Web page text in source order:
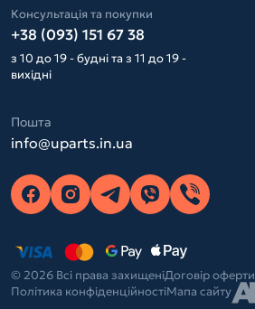
Консультація та покупки
+38 (093) 151 67 38
з 10 до 19 - будні та з 11 до 19 -
вихідні
Пошта
info@uparts.in.ua
© 2026 Всі права захищеніДоговір оферти
Політика конфіденційностіМапа сайту